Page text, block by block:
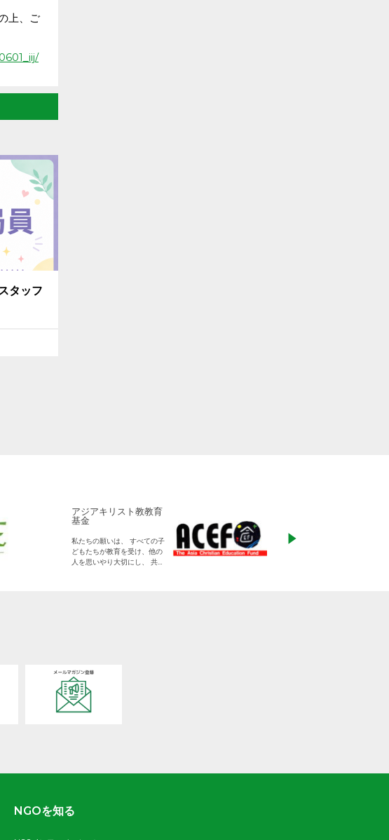
上、ご
タッフ
アジアキリスト教教育
基金
私たちの願いは、 すべての子
どもたちが教育を受け、他の
人を思いやり大切にし、 共に
NGOを知る